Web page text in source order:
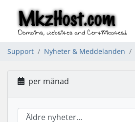
Support Nyheter & Meddelanden
per månad